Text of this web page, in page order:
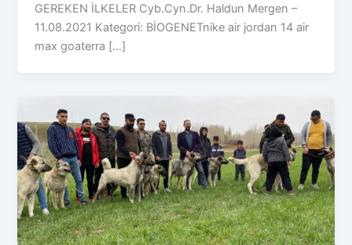
GEREKEN İLKELER Cyb.Cyn.Dr. Haldun Mergen –
11.08.2021 Kategori: BİOGENETnike air jordan 14 air
max goaterra […]